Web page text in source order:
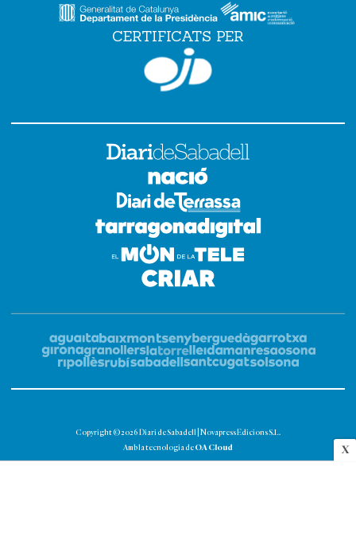
X
CERTIFICATS PER
Copyright © 2026 Diari de Sabadell | Novapress Edicions S.L.
Amb la tecnologia de OA Cloud